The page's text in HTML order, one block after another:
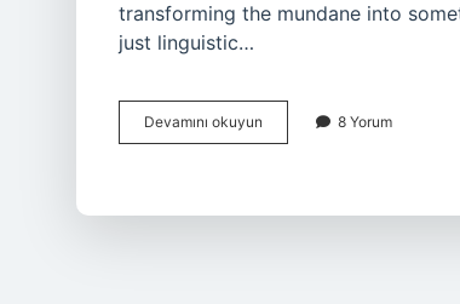
transforming the mundane into
just linguistic…
Devamını okuyun
does
8 Yorum